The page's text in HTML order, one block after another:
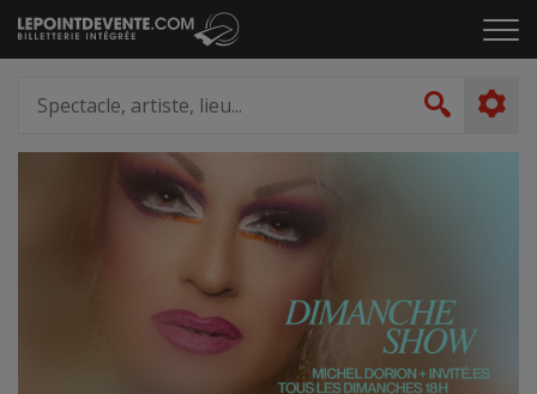
Passer
au
le
artiste,
lieu...